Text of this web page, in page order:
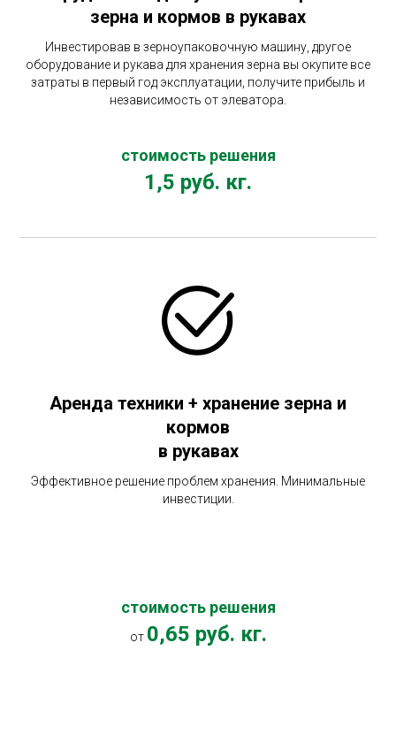
зерна и кормов в рукавах
Инвестировав в зерноупаковочную машину, другое
оборудование и рукава для хранения зерна вы окупите все
затраты в первый год эксплуатации, получите прибыль и
независимость от элеватора.
стоимость решения
1,5 руб. кг.
Аренда техники + хранение зерна и
кормов
в рукавах
Эффективное решение проблем хранения. Минимальные
инвестиции.
стоимость решения
от 0,65 руб. кг.